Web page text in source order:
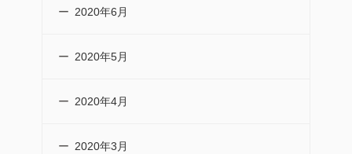
2020年6月
2020年5月
2020年4月
2020年3月